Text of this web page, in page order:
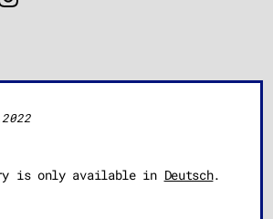
is only available in Deutsch.